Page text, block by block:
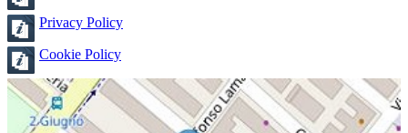
Privacy Policy
Cookie Policy